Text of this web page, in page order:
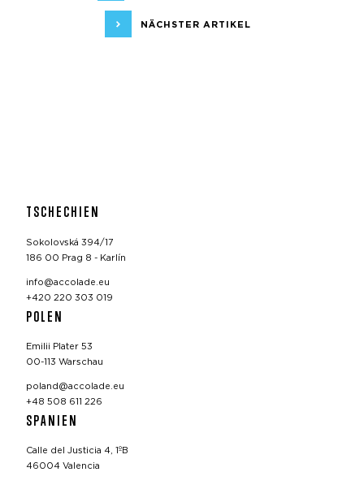
NÄCHSTER ARTIKEL
TSCHECHIEN
Sokolovská 394/17
186 00 Prag 8 - Karlín
info@accolade.eu
+420 220 303 019
POLEN
Emilii Plater 53
00-113 Warschau
poland@accolade.eu
+48 508 611 226
SPANIEN
Calle del Justicia 4, 1ºB
46004 Valencia